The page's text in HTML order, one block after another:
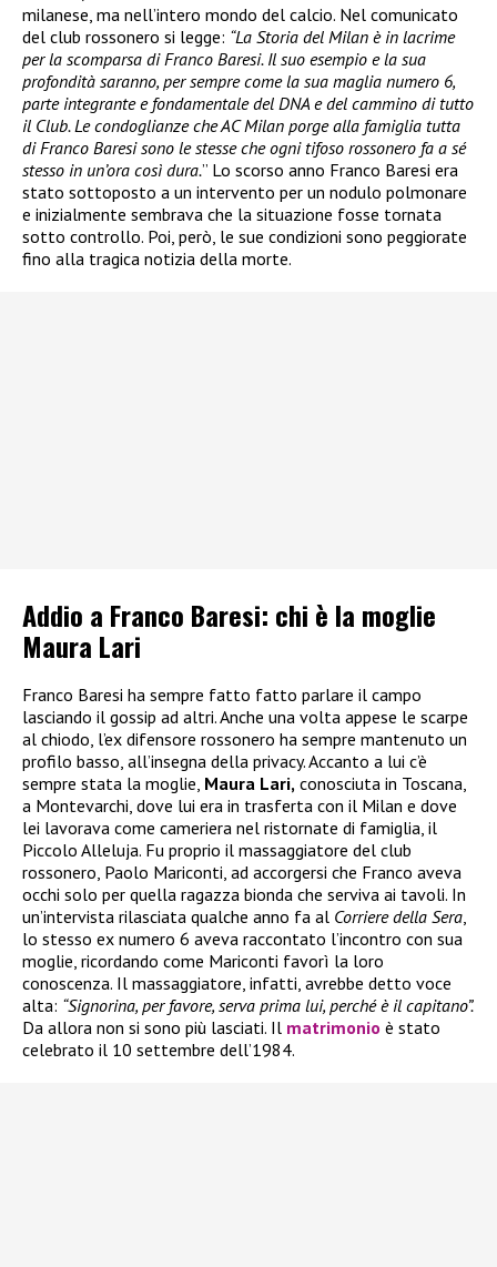
milanese, ma nell’intero mondo del calcio. Nel comunicato
del club rossonero si legge: “La Storia del Milan è in lacrime
per la scomparsa di Franco Baresi. Il suo esempio e la sua
profondità saranno, per sempre come la sua maglia numero 6,
parte integrante e fondamentale del DNA e del cammino di tutto
il Club. Le condoglianze che AC Milan porge alla famiglia tutta
di Franco Baresi sono le stesse che ogni tifoso rossonero fa a sé
stesso in un’ora così dura.” Lo scorso anno Franco Baresi era
stato sottoposto a un intervento per un nodulo polmonare
e inizialmente sembrava che la situazione fosse tornata
sotto controllo. Poi, però, le sue condizioni sono peggiorate
fino alla tragica notizia della morte.
Addio a Franco Baresi: chi è la moglie
Maura Lari
Franco Baresi ha sempre fatto fatto parlare il campo
lasciando il gossip ad altri. Anche una volta appese le scarpe
al chiodo, l’ex difensore rossonero ha sempre mantenuto un
profilo basso, all’insegna della privacy. Accanto a lui c’è
sempre stata la moglie, Maura Lari, conosciuta in Toscana,
a Montevarchi, dove lui era in trasferta con il Milan e dove
lei lavorava come cameriera nel ristornate di famiglia, il
Piccolo Alleluja. Fu proprio il massaggiatore del club
rossonero, Paolo Mariconti, ad accorgersi che Franco aveva
occhi solo per quella ragazza bionda che serviva ai tavoli. In
un’intervista rilasciata qualche anno fa al Corriere della Sera
lo stesso ex numero 6 aveva raccontato l’incontro con sua
moglie, ricordando come Mariconti favorì la loro
conoscenza. Il massaggiatore, infatti, avrebbe detto voce
alta: “Signorina, per favore, serva prima lui, perché è il capitano”.
Da allora non si sono più lasciati. Il matrimonio è stato
celebrato il 10 settembre dell’1984.